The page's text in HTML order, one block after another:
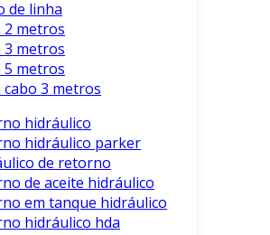
de linha
2 metros
3 metros
5 metros
3 metros
hidráulico
hidráulico parker
de retorno
de aceite hidráulico
em tanque hidráulico
hidráulico hda